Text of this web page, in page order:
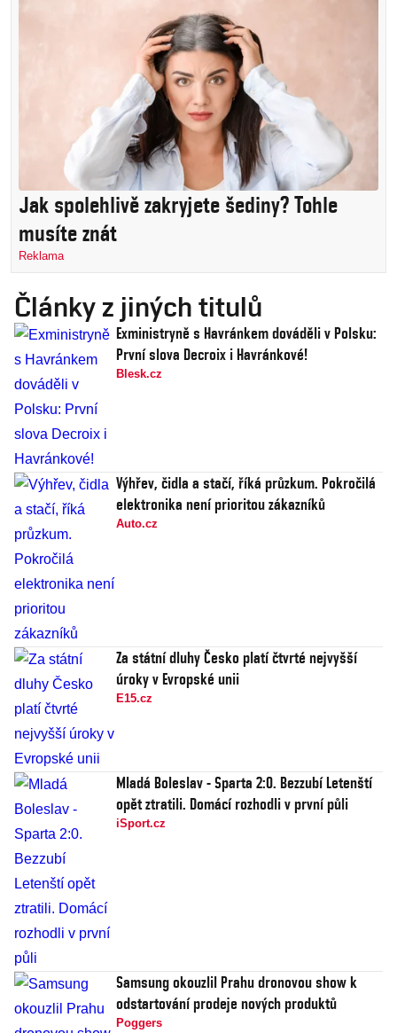
Jak spolehlivě zakryjete šediny? Tohle
musíte znát
Reklama
Články z jiných titulů
Exministryně s Havránkem dováděli v Polsku:
První slova Decroix i Havránkové!
Blesk.cz
Výhřev, čidla a stačí, říká průzkum. Pokročilá
elektronika není prioritou zákazníků
Auto.cz
Za státní dluhy Česko platí čtvrté nejvyšší
úroky v Evropské unii
E15.cz
Mladá Boleslav - Sparta 2:0. Bezzubí Letenští
opět ztratili. Domácí rozhodli v první půli
iSport.cz
Samsung okouzlil Prahu dronovou show k
odstartování prodeje nových produktů
Poggers